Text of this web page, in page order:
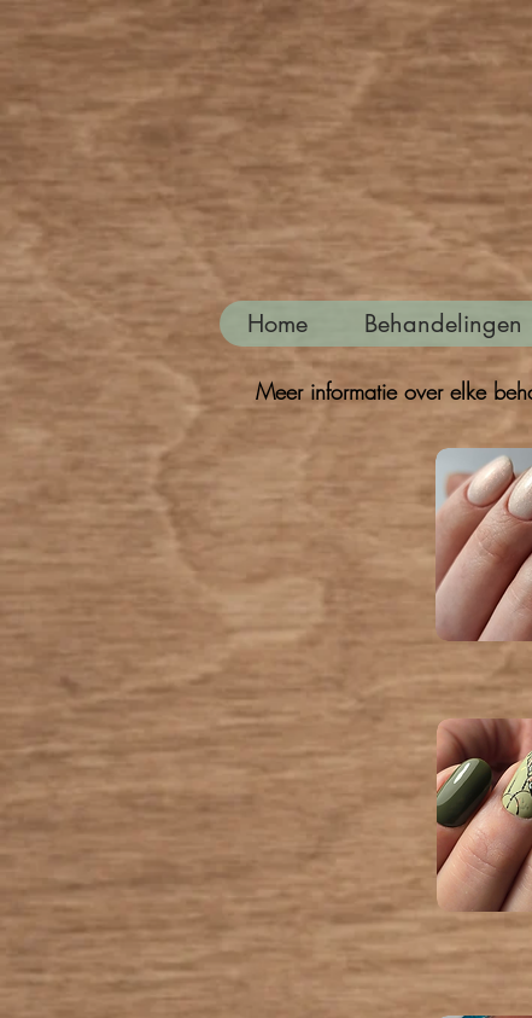
Meer informatie over elke
Home Behandelingen